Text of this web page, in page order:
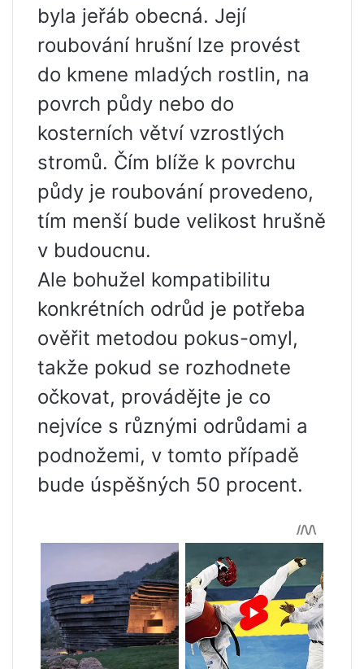
byla jeřáb obecná. Její
roubování hrušní lze provést
do kmene mladých rostlin, na
povrch půdy nebo do
kosterních větví vzrostlých
stromů. Čím blíže k povrchu
půdy je roubování provedeno,
tím menší bude velikost hrušně
v budoucnu.
Ale bohužel kompatibilitu
konkrétních odrůd je potřeba
ověřit metodou pokus-omyl,
takže pokud se rozhodnete
očkovat, provádějte je co
nejvíce s různými odrůdami a
podnožemi, v tomto případě
bude úspěšných 50 procent.